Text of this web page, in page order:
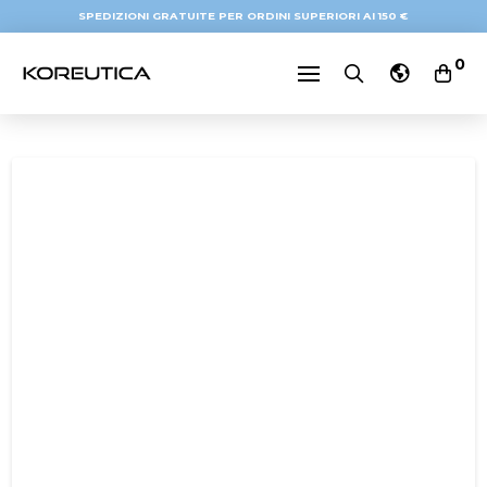
SPEDIZIONI GRATUITE PER ORDINI SUPERIORI AI 150 €
0